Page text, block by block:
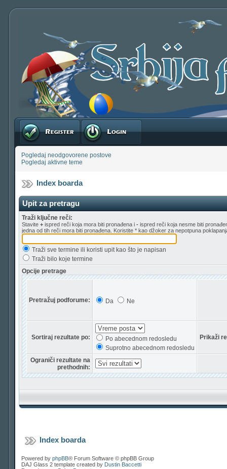
Registruj se Prijavite se
Pogledaj neodgovorene postove
Pogledaj aktivne teme
Index boarda
Upit za pretragu
Traži ključne reči:
Stavite + ispred reči koja mora biti pronađena i - ispred reči koja nesme biti
jedna od tih reči mora biti pronađena. Koristite * kao džoker za nepotpuna
Traži sve termine ili koristi upit kao što je napisan
Traži bilo koje termine
Opcije pretrage
Pretražuj podforume: Da Ne
Sortiraj rezultate po:
Po abecednom redosledu
Suprotno abecednom redosledu
Prikaži
Ograniči rezultate na
prethodnih:
Index boarda
Powered by phpBB® Forum Software © phpBB Group
DAJ Glass 2 template created by Dustin Baccetti